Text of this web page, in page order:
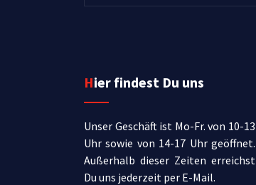
Hier findest Du uns
Unser Geschäft ist Mo-Fr. von 10-13
Uhr sowie von 14-17 Uhr geöffnet.
Außerhalb dieser Zeiten erreichst
Du uns jederzeit per E-Mail.